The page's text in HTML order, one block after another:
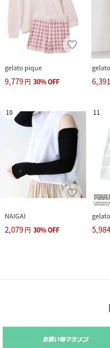
gelato pique
9,779円 30%OFF 6,391
10
NAIGAI
2,079円 30%OFF
11
5,984